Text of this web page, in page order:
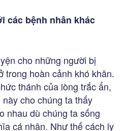
các bệnh nhân khác
cho những người bị
trong hoàn cảnh khó khăn.
thánh của lòng trắc ẩn,
cho chúng ta thấy
nhau dù chúng ta sống
cá nhân. Như thế cách ly